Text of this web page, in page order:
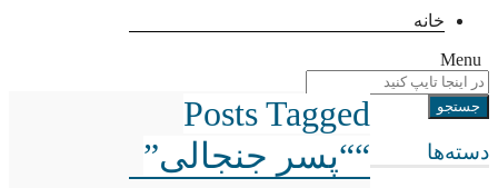
خانه
Menu
دسته‌ها
Posts Tagged
““پسر جنجالی”